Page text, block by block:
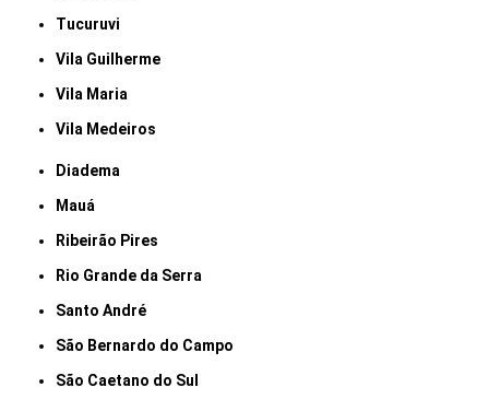
Tucuruvi
Vila Guilherme
Vila Maria
Vila Medeiros
Diadema
Mauá
Ribeirão Pires
Rio Grande da Serra
Santo André
São Bernardo do Campo
São Caetano do Sul